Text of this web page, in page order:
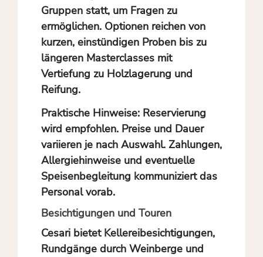
Gruppen statt, um Fragen zu
ermöglichen. Optionen reichen von
kurzen, einstündigen Proben bis zu
längeren Masterclasses mit
Vertiefung zu Holzlagerung und
Reifung.
Praktische Hinweise: Reservierung
wird empfohlen. Preise und Dauer
variieren je nach Auswahl. Zahlungen,
Allergiehinweise und eventuelle
Speisenbegleitung kommuniziert das
Personal vorab.
Besichtigungen und Touren
Cesari bietet Kellereibesichtigungen,
Rundgänge durch Weinberge und